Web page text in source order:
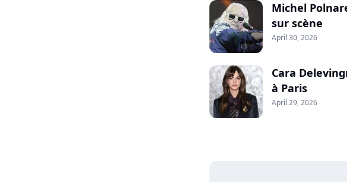
Michel
sur scène
April 30, 2026
Cara
à Paris
April 29, 2026